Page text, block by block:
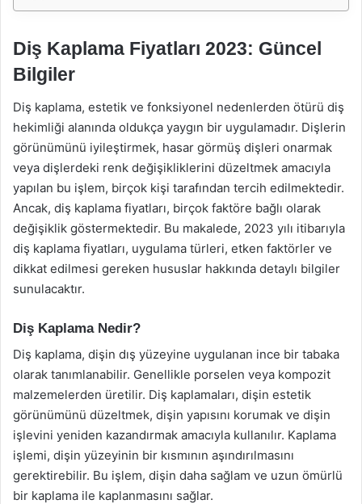
Diş Kaplama Fiyatları 2023: Güncel
Bilgiler
Diş kaplama, estetik ve fonksiyonel nedenlerden ötürü diş
hekimliği alanında oldukça yaygın bir uygulamadır. Dişlerin
görünümünü iyileştirmek, hasar görmüş dişleri onarmak
veya dişlerdeki renk değişikliklerini düzeltmek amacıyla
yapılan bu işlem, birçok kişi tarafından tercih edilmektedir.
Ancak, diş kaplama fiyatları, birçok faktöre bağlı olarak
değişiklik göstermektedir. Bu makalede, 2023 yılı itibarıyla
diş kaplama fiyatları, uygulama türleri, etken faktörler ve
dikkat edilmesi gereken hususlar hakkında detaylı bilgiler
sunulacaktır.
Diş Kaplama Nedir?
Diş kaplama, dişin dış yüzeyine uygulanan ince bir tabaka
olarak tanımlanabilir. Genellikle porselen veya kompozit
malzemelerden üretilir. Diş kaplamaları, dişin estetik
görünümünü düzeltmek, dişin yapısını korumak ve dişin
işlevini yeniden kazandırmak amacıyla kullanılır. Kaplama
işlemi, dişin yüzeyinin bir kısmının aşındırılmasını
gerektirebilir. Bu işlem, dişin daha sağlam ve uzun ömürlü
bir kaplama ile kaplanmasını sağlar.